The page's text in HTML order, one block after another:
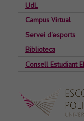
UdL
Campus Virtual
Servei d'esports
Biblioteca
Consell Estudiant